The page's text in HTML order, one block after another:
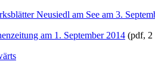
Neusiedl am See am 3.
am 1. September 2014 (pdf,